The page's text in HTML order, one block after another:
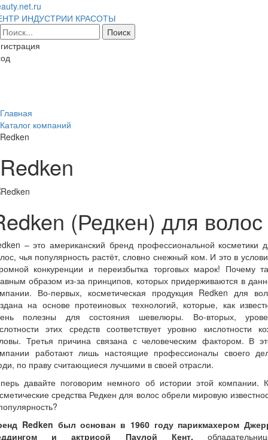
ИНДУСТРИИ КРАСОТЫ
Главная
Каталог компаний
Redken
Redken
(Редкен) для волос
– это американский бренд профессиональной косметики
чья популярность растёт, словно снежный ком. И это в
конкуренции и переизбытка торговых марок! Почему
образом из-за принципов, которых придерживаются в
Во-первых, косметическая продукция Redken для
на основе протеиновых технологий, которые, как
полезны для состояния шевелюры. Во-вторых,
этих средств соответствует уровню кислотности
Третья причина связана с человеческим фактором. В
работают лишь настоящие профессионалы своего
по праву считающиеся лучшими в своей отрасли.
давайте поговорим немного об истории этой компании.
средства Редкен для волос обрели мировую
Redken был основан в 1960 году парикмахером
и актрисой Паулой Кент,